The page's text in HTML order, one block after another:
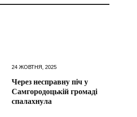
24 ЖОВТНЯ, 2025
Через несправну піч у
Самгородоцькій громаді
спалахнула